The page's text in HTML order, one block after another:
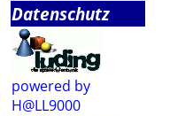
Datenschutz
powered by
H@LL9000